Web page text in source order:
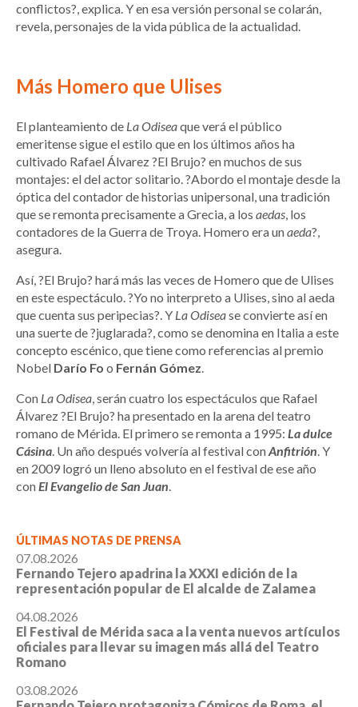
conflictos?, explica. Y en esa versión personal se colarán,
revela, personajes de la vida pública de la actualidad.
Más Homero que Ulises
El planteamiento de La Odiseaque verá el público
emeritense sigue el estilo que en los últimos años ha
cultivado Rafael Álvarez ?El Brujo? en muchos de sus
montajes: el del actor solitario. ?Abordo el montaje desde la
óptica del contador de historias unipersonal, una tradición
que se remonta precisamente a Grecia, a los aedas, los
contadores de la Guerra de Troya. Homero era unaeda?,
asegura.
Así, ?El Brujo? hará más las veces de Homero que de Ulises
en este espectáculo. ?Yo no interpreto a Ulises, sino al aeda
que cuenta sus peripecias?. Y La Odisease convierte así en
una suerte de ?juglarada?, como se denomina en Italia a este
concepto escénico, que tiene como referencias al premio
Nobel Darío Fo o Fernán Gómez.
Con La Odisea, serán cuatro los espectáculos que Rafael
Álvarez ?El Brujo? ha presentado en la arena del teatro
romano de Mérida. El primero se remonta a 1995: La dulce
Cásina. Un año después volvería al festival conAnfitrión. Y
en 2009 logró un lleno absoluto en el festival de ese año
conEl Evangelio de San Juan.
ÚLTIMAS NOTAS DE PRENSA
07.08.2026
Fernando Tejero apadrina la XXXI edición de la
representación popular de El alcalde de Zalamea
04.08.2026
El Festival de Mérida saca a la venta nuevos artículos
oficiales para llevar su imagen más allá del Teatro
Romano
03.08.2026